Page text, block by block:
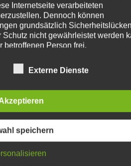
Yanis J,
Jugend VonAmmer_82
Nächster
Internetseite verarbeiteten
Dennoch können
grundsätzlich
nicht gewährleistet werden
betroffenen Person frei,
den Begrifflichkeiten, die durch den
beim Erlass der
wurden. Unsere
für unsere Kunden und
verständlich sein. Um dies zu
verwendeten Begrifflichkeiten
unter anderem die
Externe Dienste
speichern